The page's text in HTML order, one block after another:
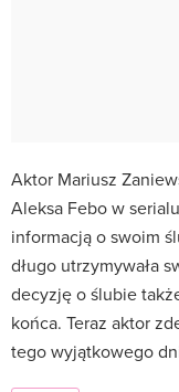
Aktor Mariusz
Aleksa Febo w
informacją o swoim
długo utrzymywała
decyzję o ślubie
końca. Teraz aktor
tego wyjątkowego